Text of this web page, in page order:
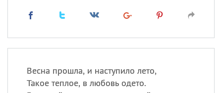
Весна прошла, и наступило лето,
Такое теплое, в любовь одето.